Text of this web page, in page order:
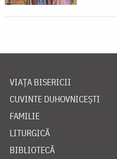
VIAȚA BISERICII
CUVINTE DUHOVNICEȘTI
FAMILIE
LITURGICĂ
BIBLIOTECĂ